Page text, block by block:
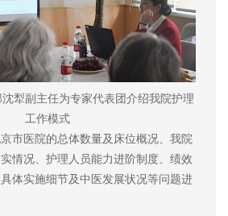
副主任为专家代表团介绍我院护理
工作模式
医院的总体数量及床位概况、我院
情况、护理人员能力进阶制度、绩效
体实施细节及中医发展状况等问题进